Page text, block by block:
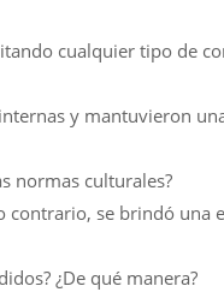
cualquier tipo de
y mantuvieron
normas culturales?
contrario, se brindó una
¿De qué manera?